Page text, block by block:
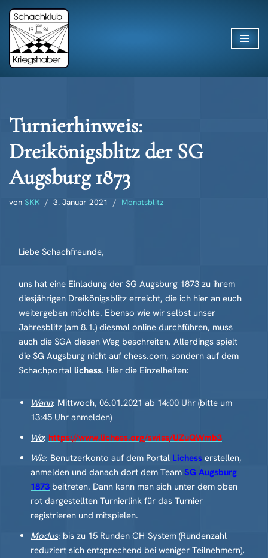
Zum
Inhalt
springen
Turnierhinweis:
Dreikönigsblitz der SG
Augsburg 1873
von SKK 3. Januar 2021 Monatsblitz
Liebe Schachfreunde,
uns hat eine Einladung der SG Augsburg 1873 zu ihrem
diesjährigen Dreikönigsblitz erreicht, die ich hier an euch
weitergeben möchte. Ebenso wie wir selbst unser
Jahresblitz (am 8.1.) diesmal online durchführen, muss
auch die SGA diesen Weg beschreiten. Allerdings spielt
die SG Augsburg nicht auf chess.com, sondern auf dem
Schachportal lichess. Hier die Einzelheiten:
Wann: Mittwoch, 06.01.2021 ab 14:00 Uhr (bitte um
13:45 Uhr anmelden)
Wo: https://www.lichess.org/swiss/UZuQWmb3
Wie: Benutzerkonto auf dem Portal Lichess erstellen,
anmelden und danach dort dem Team SG Augsburg
1873 beitreten. Dann kann man sich unter dem oben
rot dargestellten Turnierlink für das Turnier
registrieren und mitspielen.
Modus: bis zu 15 Runden CH-System (Rundenzahl
reduziert sich entsprechend bei weniger Teilnehmern),